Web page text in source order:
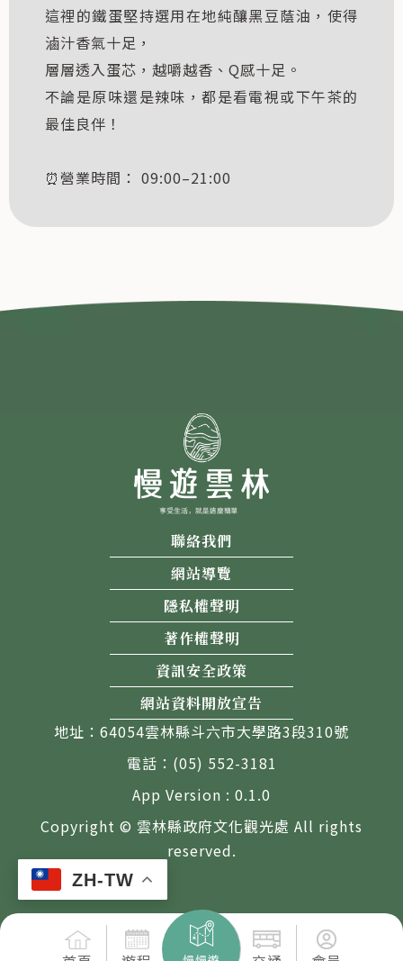
ZH-TW
這裡的鐵蛋堅持選用在地純釀黑豆蔭油，使得
滷汁香氣十足，
層層透入蛋芯，越嚼越香、Q感十足。
不論是原味還是辣味，都是看電視或下午茶的
最佳良伴！
⏰營業時間： 09:00–21:00
聯絡我們
網站導覽
隱私權聲明
著作權聲明
資訊安全政策
網站資料開放宣告
地址：64054雲林縣斗六市大學路3段310號
電話：(05) 552-3181
App Version : 0.1.0
Copyright © 雲林縣政府文化觀光處 All rights
reserved.